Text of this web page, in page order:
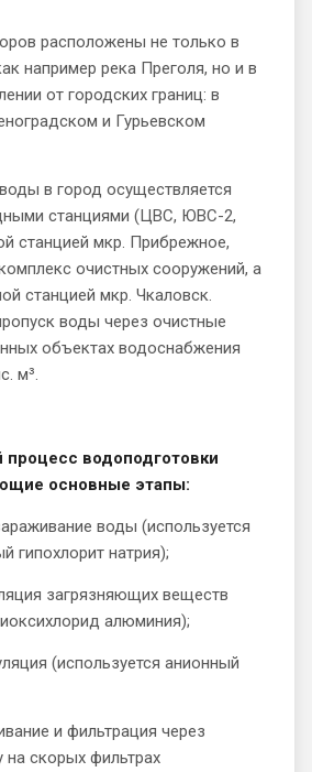
расположены не только в
например река Преголя, но и в
от городских границ: в
и Гурьевском
в город осу­ществляется
станциями (ЦВС, ЮВС-2,
станцией мкр. Прибрежное,
очистных сооружений, а
станцией мкр. Чкаловск.
воды через очистные
объектах водоснабжения
м³.
процесс водоподготовки
основные этапы:
воды (используется
гипохлорит натрия);
веществ
алюминия);
анионный
и фильтрация через
на скорых фильтрах